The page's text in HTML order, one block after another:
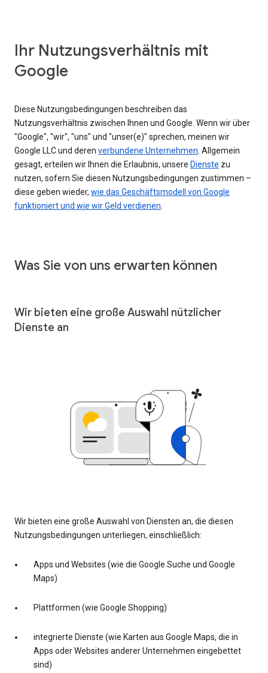
Ihr Nutzungsverhältnis mit
Google
Diese Nutzungsbedingungen beschreiben das
Nutzungsverhältnis zwischen Ihnen und Google. Wenn wir über
"Google", "wir", "uns" und "unser(e)" sprechen, meinen wir
Google LLC und deren verbundene Unternehmen . Allgemein
gesagt, erteilen wir Ihnen die Erlaubnis, unsere Dienste zu
nutzen, sofern Sie diesen Nutzungsbedingungen zustimmen –
diese geben wieder, wie das Geschäftsmodell von Google
funktioniert und wie wir Geld verdienen
Was Sie von uns erwarten können
Wir bieten eine große Auswahl nützlicher
Dienste an
Wir bieten eine große Auswahl von Diensten an, die diesen
Nutzungsbedingungen unterliegen, einschließlich:
Apps und Websites (wie die Google Suche und Google
Maps)
Plattformen (wie Google Shopping)
integrierte Dienste (wie Karten aus Google Maps, die in
Apps oder Websites anderer Unternehmen eingebettet
sind)